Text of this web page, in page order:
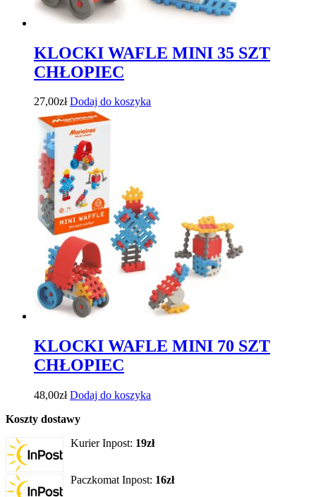
KLOCKI WAFLE MINI 35 SZT
CHŁOPIEC
27,00zł Dodaj do koszyka
KLOCKI WAFLE MINI 70 SZT
CHŁOPIEC
48,00zł Dodaj do koszyka
Koszty dostawy
Kurier Inpost: 19zł
Paczkomat Inpost: 16zł